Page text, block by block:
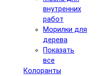
внутренних
работ
Морилки для
дерева
Показать
все
Колоранты